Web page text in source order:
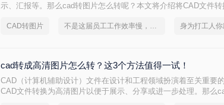
示、汇报等。那么cad转图片怎么转呢？本文将介绍将CAD文件
CAD转图片 不是这届员工工作效率慢，是你不会cad转图片这一招！
cad转成高清图片怎么转？这3个方法值得一试！
CAD（计算机辅助设计）文件在设计和工程领域扮演着至关重要
CAD文件转换为高清图片以便于展示、分享或进一步处理。那么